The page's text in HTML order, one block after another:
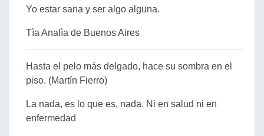
Yo estar sana y ser algo alguna.
Tìa Analìa de Buenos Aires
Hasta el pelo más delgado, hace su sombra en el
piso. (Martín Fierro)
La nada, es lo que es, nada. Ni en salud ni en
enfermedad